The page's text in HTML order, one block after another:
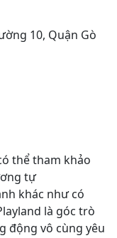
10, Quận Gò
thể tham khảo
tự
khác như có
là góc trò
động vô cùng yêu